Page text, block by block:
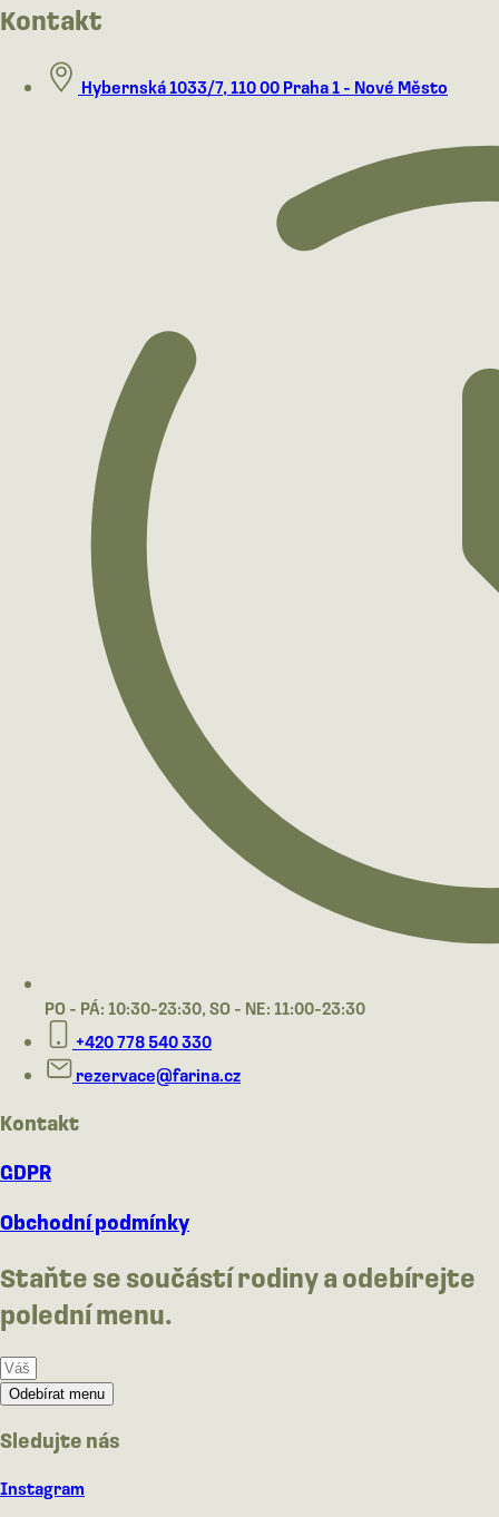
Kontakt
Hybernská 1033/7, 110 00 Praha 1 - Nové Město
PO - PÁ: 10:30-23:30, SO - NE: 11:00-23:30
+420 778 540 330
rezervace@farina.cz
Kontakt
GDPR
Obchodní podmínky
Staňte se součástí rodiny a odebírejte
polední menu.
Odebírat menu
Sledujte nás
Instagram